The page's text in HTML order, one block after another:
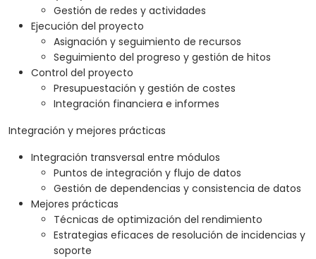
Gestión de redes y actividades
Ejecución del proyecto
Asignación y seguimiento de recursos
Seguimiento del progreso y gestión de hitos
Control del proyecto
Presupuestación y gestión de costes
Integración financiera e informes
Integración y mejores prácticas
Integración transversal entre módulos
Puntos de integración y flujo de datos
Gestión de dependencias y consistencia de datos
Mejores prácticas
Técnicas de optimización del rendimiento
Estrategias eficaces de resolución de incidencias y
soporte